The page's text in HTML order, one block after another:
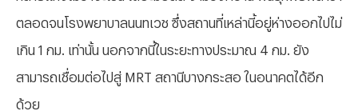
ตลอดจนโรงพยาบาลนนทเวช ซึ่งสถานที่เหล่านี้อยู่ห่างออกไปไม่
เกิน 1 กม. เท่านั้น นอกจากนี้ในระยะทางประมาณ 4 กม. ยัง
สามารถเชื่อมต่อไปสู่ MRT สถานีบางกระสอ ในอนาคตได้อีก
ด้วย